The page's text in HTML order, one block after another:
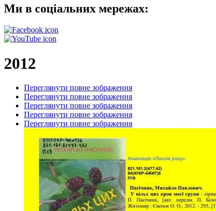
Ми в соціальних мережах:
2012
Переглянути повне зображення
Переглянути повне зображення
Переглянути повне зображення
Переглянути повне зображення
Переглянути повне зображення